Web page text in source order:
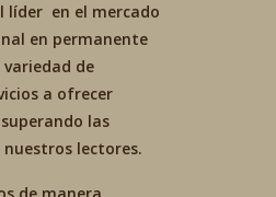
líder en el mercado
en permanente
de
a ofrecer
las
lectores.